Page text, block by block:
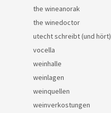
the wineanorak
the winedoctor
utecht schreibt (und hört)
vocella
weinhalle
weinlagen
weinquellen
weinverkostungen